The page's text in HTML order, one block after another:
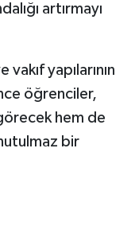
artırmayı
yapılarının
öğrenciler,
hem de
bir